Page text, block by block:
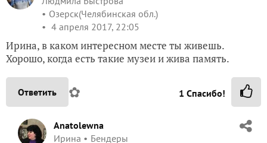
Озерск(Челябинская обл.)
4 апреля 2017, 22:05
Ирина, в каком интересном месте ты живешь.
Хорошо, когда есть такие музеи и жива память.
Ответить ✿ 1 Спасибо!
Anatolewna
Ирина
Бендеры